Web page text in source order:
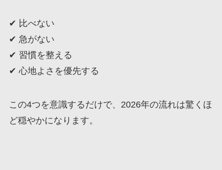
✔ 比べない
✔ 急がない
✔ 習慣を整える
✔ 心地よさを優先する
この4つを意識するだけで、2026年の流れは驚くほ
ど穏やかになります。